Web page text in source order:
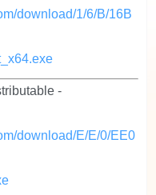
download/1/6/B/16B
-
download/E/E/0/EE0